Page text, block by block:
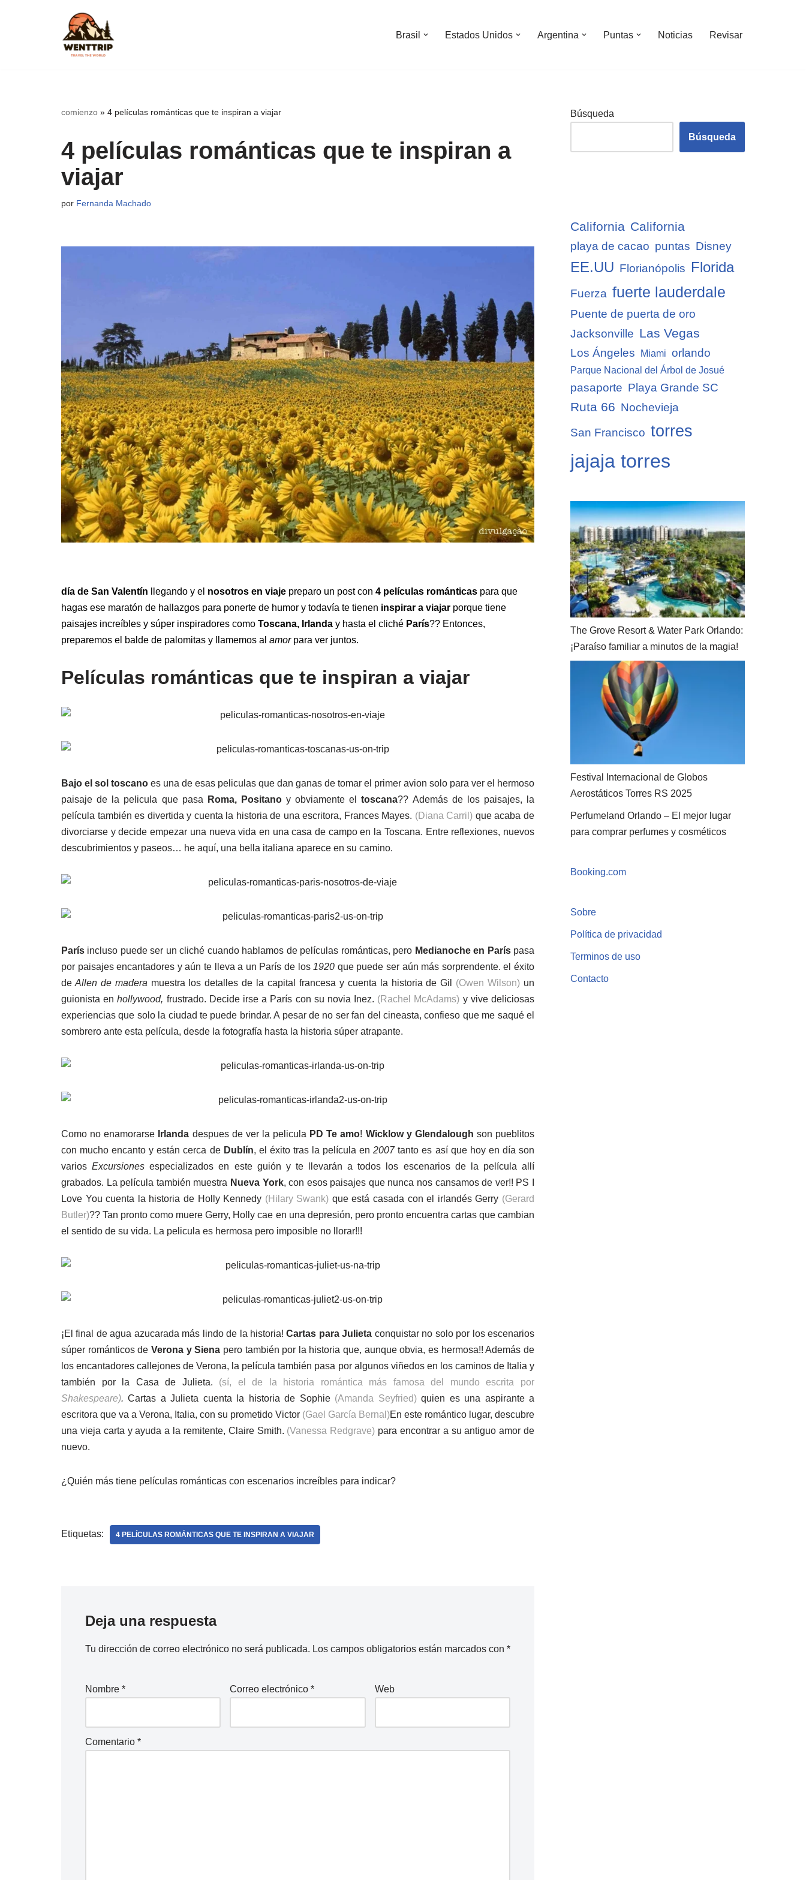
Brasil Estados Unidos Argentina Puntas Noticias Revisar
comienzo » 4 películas románticas que te inspiran a viajar
4 películas románticas que te inspiran a
viajar
por Fernanda Machado
día de San Valentín llegando y el nosotros en viaje preparo un post con 4 películas románticas para que
hagas ese maratón de hallazgos para ponerte de humor y todavía te tienen inspirar a viajar porque tiene
paisajes increíbles y súper inspiradores como Toscana, Irlanda y hasta el cliché París?? Entonces,
preparemos el balde de palomitas y llamemos al amorpara ver juntos.
Películas románticas que te inspiran a viajar
Bajo el sol toscano es una de esas peliculas que dan ganas de tomar el primer avion solo para ver el hermoso
paisaje de la pelicula que pasa Roma, Positanoy obviamente eltoscana?? Además de los paisajes, la
película también es divertida y cuenta la historia de una escritora, Frances Mayes. (Diana Carril) que acaba de
divorciarse y decide empezar una nueva vida en una casa de campo en la Toscana. Entre reflexiones, nuevos
descubrimientos y paseos… he aquí, una bella italiana aparece en su camino.
París incluso puede ser un cliché cuando hablamos de películas románticas, pero Medianoche en Paríspasa
por paisajes encantadores y aún te lleva a un París de los1920 que puede ser aún más sorprendente. el éxito
de Allen de madera muestra los detalles de la capital francesa y cuenta la historia de Gil (Owen Wilson) un
guionista enhollywood, frustrado. Decide irse a París con su novia Inez. (Rachel McAdams) y vive deliciosas
experiencias que solo la ciudad te puede brindar. A pesar de no ser fan del cineasta, confieso que me saqué el
sombrero ante esta película, desde la fotografía hasta la historia súper atrapante.
Como no enamorarse Irlanda despues de ver la pelicula PD Te amo! Wicklow y Glendalough son pueblitos
con mucho encanto y están cerca de Dublín, el éxito tras la película en 2007tanto es así que hoy en día son
variosExcursiones especializados en este guión y te llevarán a todos los escenarios de la película allí
grabados. La película también muestra Nueva York, con esos paisajes que nunca nos cansamos de ver!! PS I
Love You cuenta la historia de Holly Kennedy (Hilary Swank) que está casada con el irlandés Gerry (Gerard
Butler)?? Tan pronto como muere Gerry, Holly cae en una depresión, pero pronto encuentra cartas que cambian
el sentido de su vida. La pelicula es hermosa pero imposible no llorar!!!
¡El final de agua azucarada más lindo de la historia!Cartas para Julieta conquistar no solo por los escenarios
súper románticos de Verona y Siena pero también por la historia que, aunque obvia, es hermosa!! Además de
los encantadores callejones de Verona, la película también pasa por algunos viñedos en los caminos de Italia y
también por la Casa de Julieta. (sí, el de la historia romántica más famosa del mundo escrita por
Shakespeare).Cartas a Julieta cuenta la historia de Sophie (Amanda Seyfried)quien es una aspirante a
escritora que va a Verona, Italia, con su prometido Victor (Gael García Bernal)En este romántico lugar, descubre
una vieja carta y ayuda a la remitente, Claire Smith. (Vanessa Redgrave) para encontrar a su antiguo amor de
nuevo.
¿Quién más tiene películas románticas con escenarios increíbles para indicar?
Etiquetas: 4 PELÍCULAS ROMÁNTICAS QUE TE INSPIRAN A VIAJAR
Deja una respuesta
Tu dirección de correo electrónico no será publicada. Los campos obligatorios están marcados con *
Nombre * Correo electrónico* Web
Comentario *
Búsqueda
Búsqueda
California California
playa de cacao puntas Disney
EE.UU Florianópolis Florida
Fuerza fuerte lauderdale
Puente de puerta de oro
Jacksonville Las Vegas
Los Ángeles Miami orlando
Parque Nacional del Árbol de Josué
pasaporte Playa Grande SC
Ruta 66 Nochevieja
San Francisco torres
jajaja torres
The Grove Resort & Water Park Orlando:
¡Paraíso familiar a minutos de la magia!
Festival Internacional de Globos
Aerostáticos Torres RS 2025
Perfumeland Orlando – El mejor lugar
para comprar perfumes y cosméticos
Booking.com
Sobre
Política de privacidad
Terminos de uso
Contacto